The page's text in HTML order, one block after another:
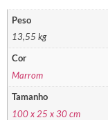
Peso
13,55 kg
Cor
Marrom
Tamanho
100 x 25 x 30 cm